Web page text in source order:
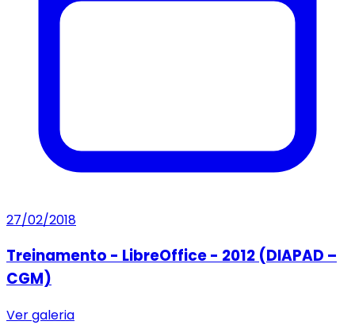
27/02/2018
Treinamento - LibreOffice - 2012 (DIAPAD –
CGM)
Ver galeria